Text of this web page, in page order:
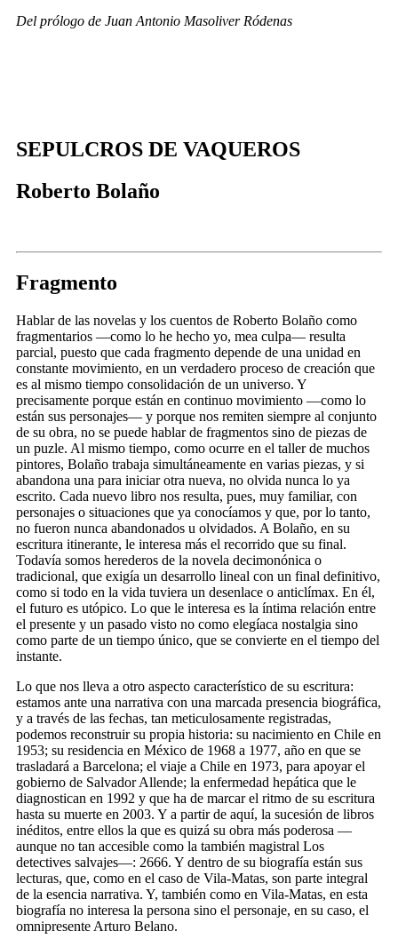
Del prólogo de Juan Antonio Masoliver Ródenas
SEPULCROS DE VAQUEROS
Roberto Bolaño
Fragmento
Hablar de las novelas y los cuentos de Roberto Bolaño como
fragmentarios —como lo he hecho yo, mea culpa— resulta
parcial, puesto que cada fragmento depende de una unidad en
constante movimiento, en un verdadero proceso de creación que
es al mismo tiempo consolidación de un universo. Y
precisamente porque están en continuo movimiento —como lo
están sus personajes— y porque nos remiten siempre al conjunto
de su obra, no se puede hablar de fragmentos sino de piezas de
un puzle. Al mismo tiempo, como ocurre en el taller de muchos
pintores, Bolaño trabaja simultáneamente en varias piezas, y si
abandona una para iniciar otra nueva, no olvida nunca lo ya
escrito. Cada nuevo libro nos resulta, pues, muy familiar, con
personajes o situaciones que ya conocíamos y que, por lo tanto,
no fueron nunca abandonados u olvidados. A Bolaño, en su
escritura itinerante, le interesa más el recorrido que su final.
Todavía somos herederos de la novela decimonónica o
tradicional, que exigía un desarrollo lineal con un final definitivo,
como si todo en la vida tuviera un desenlace o anticlímax. En él,
el futuro es utópico. Lo que le interesa es la íntima relación entre
el presente y un pasado visto no como elegíaca nostalgia sino
como parte de un tiempo único, que se convierte en el tiempo del
instante.
Lo que nos lleva a otro aspecto característico de su escritura:
estamos ante una narrativa con una marcada presencia biográfica,
y a través de las fechas, tan meticulosamente registradas,
podemos reconstruir su propia historia: su nacimiento en Chile en
1953; su residencia en México de 1968 a 1977, año en que se
trasladará a Barcelona; el viaje a Chile en 1973, para apoyar el
gobierno de Salvador Allende; la enfermedad hepática que le
diagnostican en 1992 y que ha de marcar el ritmo de su escritura
hasta su muerte en 2003. Y a partir de aquí, la sucesión de libros
inéditos, entre ellos la que es quizá su obra más poderosa —
aunque no tan accesible como la también magistral Los
detectives salvajes—: 2666. Y dentro de su biografía están sus
lecturas, que, como en el caso de Vila-Matas, son parte integral
de la esencia narrativa. Y, también como en Vila-Matas, en esta
biografía no interesa la persona sino el personaje, en su caso, el
omnipresente Arturo Belano.